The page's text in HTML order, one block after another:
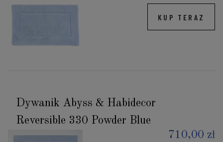
KUP TERAZ
Dywanik Abyss & Habidecor
Reversible 330 Powder Blue
710,00 zł